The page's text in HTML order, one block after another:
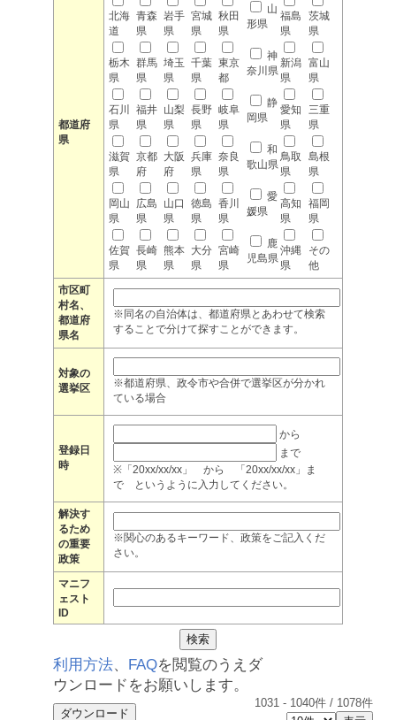
都道府
県
北海
道
青森
県
岩手
県
宮城
県
秋田
県
山
形県
福島
県
茨城
県
栃木
県
群馬
県
埼玉
県
千葉
県
東京
都
神
奈川県
新潟
県
富山
県
石川
県
福井
県
山梨
県
長野
県
岐阜
県
静
岡県
愛知
県
三重
県
滋賀
県
京都
府
大阪
府
兵庫
県
奈良
県
和
歌山県
鳥取
県
島根
県
岡山
県
広島
県
山口
県
徳島
県
香川
県
愛
媛県
高知
県
福岡
県
佐賀
県
長崎
県
熊本
県
大分
県
宮崎
県
鹿
児島県
沖縄
県
その
他
市区町
村名、
都道府
県名
※同名の自治体は、都道府県とあわせて検索
することで分けて探すことができます。
対象の
選挙区
※都道府県、政令市や合併で選挙区が分かれ
ている場合
登録日
時
から
まで
※「20xx/xx/xx」 から 「20xx/xx/xx」ま
で というように入力してください。
解決す
るため
の重要
政策
※関心のあるキーワード、政策をご記入くだ
さい。
マニフ
ェスト
ID
利用方法、 FAQを閲覧のうえダ
ウンロードをお願いします。
1031 - 1040件 / 1078件